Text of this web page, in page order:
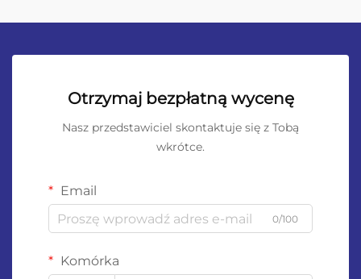
Otrzymaj bezpłatną wycenę
Nasz przedstawiciel skontaktuje się z Tobą
wkrótce.
Email
0/100
Komórka